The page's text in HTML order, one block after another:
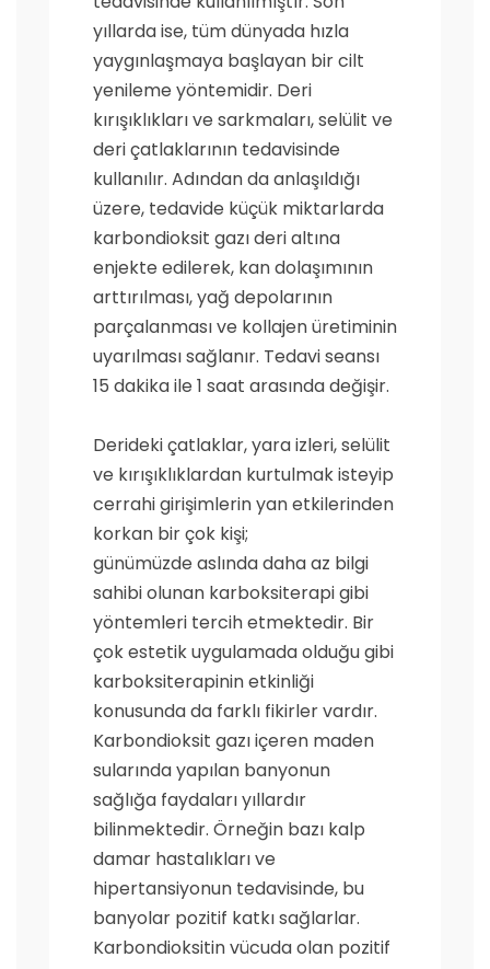
yıllarda ise, tüm dünyada hızla
yaygınlaşmaya başlayan bir cilt
yenileme yöntemidir. Deri
kırışıklıkları ve sarkmaları, selülit ve
deri çatlaklarının tedavisinde
kullanılır. Adından da anlaşıldığı
üzere, tedavide küçük miktarlarda
karbondioksit gazı deri altına
enjekte edilerek, kan dolaşımının
arttırılması, yağ depolarının
parçalanması ve kollajen üretiminin
uyarılması sağlanır. Tedavi seansı
15 dakika ile 1 saat arasında değişir.
Derideki çatlaklar, yara izleri, selülit
ve kırışıklıklardan kurtulmak isteyip
cerrahi girişimlerin yan etkilerinden
korkan bir çok kişi;
günümüzde aslında daha az bilgi
sahibi olunan karboksiterapi gibi
yöntemleri tercih etmektedir. Bir
çok estetik uygulamada olduğu gibi
karboksiterapinin etkinliği
konusunda da farklı fikirler vardır.
Karbondioksit gazı içeren maden
sularında yapılan banyonun
sağlığa faydaları yıllardır
bilinmektedir. Örneğin bazı kalp
damar hastalıkları ve
hipertansiyonun tedavisinde, bu
banyolar pozitif katkı sağlarlar.
Karbondioksitin vücuda olan pozitif